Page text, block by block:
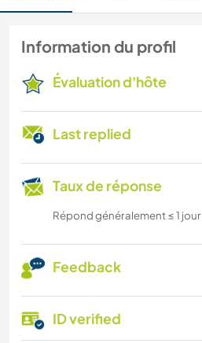
Information du profil
Évaluation d'hôte
Last replied
Taux de réponse
Répond généralement ≤ 1 jour
Feedback
ID verified